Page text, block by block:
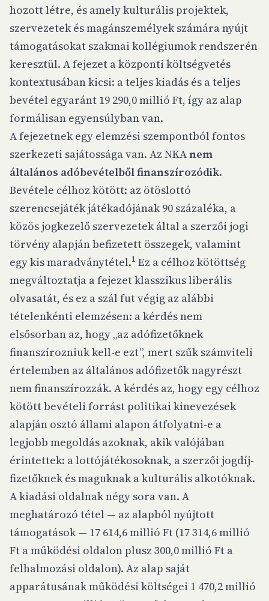
hozott létre, és amely kulturális projektek,
szervezetek és magánszemélyek számára nyújt
támogatásokat szakmai kollégiumok rendszerén
keresztül. A fejezet a központi költségvetés
kontextusában kicsi: a teljes kiadás és a teljes
bevétel egyaránt 19 290,0 millió Ft, így az alap
formálisan egyensúlyban van.
A fejezetnek egy elemzési szempontból fontos
szerkezeti sajátossága van. Az NKAnem
általános adóbevételből finanszírozódik.
Bevétele célhoz kötött: az ötöslottó
szerencsejáték játékadójának 90 százaléka, a
közös jogkezelő szervezetek által a szerzői jogi
törvény alapján befizetett összegek, valamint
egy kis maradványtétel.1 Ez a célhoz kötöttség
megváltoztatja a fejezet klasszikus liberális
olvasatát, és ez a szál fut végig az alábbi
tételenkénti elemzésen: a kérdés nem
elsősorban az, hogy „az adófizetőknek
finanszírozniuk kell-e ezt”, mert szűk számviteli
értelemben az általános adófizetők nagyrészt
nem finanszírozzák. A kérdés az, hogy egy célhoz
kötött bevételi forrást politikai kinevezések
alapján osztó állami alapon átfolyatni-e a
legjobb megoldás azoknak, akik valójában
érintettek: a lottójátékosoknak, a szerzői jogdíj-
fizetőknek és maguknak a kulturális alkotóknak.
A kiadási oldalnak négy sora van. A
meghatározó tétel — az alapból nyújtott
támogatások — 17 614,6 millió Ft (17 314,6 millió
Ft a működési oldalon plusz 300,0 millió Ft a
felhalmozási oldalon). Az alap saját
apparátusának működési költségei 1 470,2 millió